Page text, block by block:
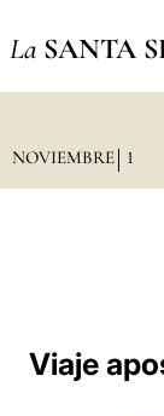
La SANTA
NOVIEMBRE 1
Viaje